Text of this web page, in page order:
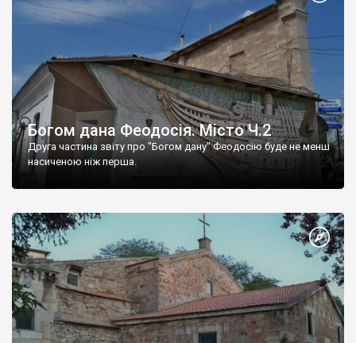
Богом дана Феодосія. Місто Ч.2
Друга частина звіту про "Богом дану" Феодосію буде не менш
насиченою ніж перша.